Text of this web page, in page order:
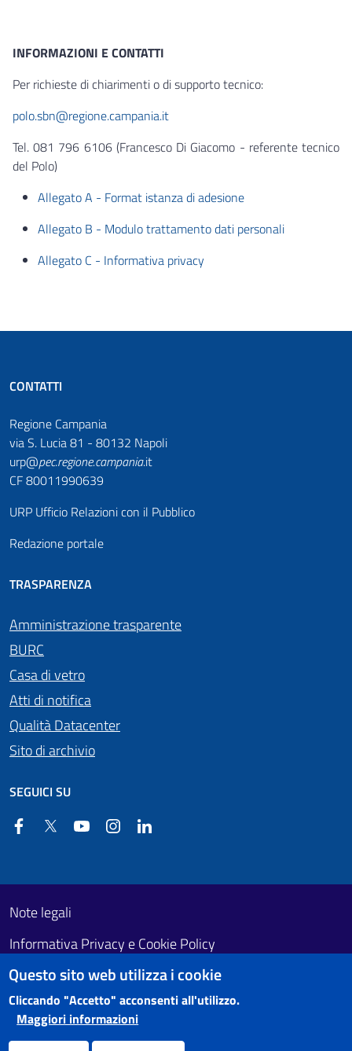
INFORMAZIONI E CONTATTI
Per richieste di chiarimenti o di supporto tecnico:
polo.sbn@regione.campania.it
Tel. 081 796 6106 (Francesco Di Giacomo - referente tecnico
del Polo)
Allegato A - Format istanza di adesione
Allegato B - Modulo trattamento dati personali
Allegato C - Informativa privacy
CONTATTI
Regione Campania
via S. Lucia 81 - 80132 Napoli
urp@pec.regione.campania.it
CF 80011990639
URP Ufficio Relazioni con il Pubblico
Redazione portale
TRASPARENZA
Amministrazione trasparente
BURC
Casa di vetro
Atti di notifica
Qualità Datacenter
Sito di archivio
SEGUICI SU
FacebookTwitter YouTube Instagram
Footer First
Useful links section
Note legali
Informativa Privacy e Cookie Policy
Obiettivi di accessibilità
Questo sito web utilizza i cookie
Cliccando "Accetto" acconsenti all'utilizzo.
Maggiori informazioni